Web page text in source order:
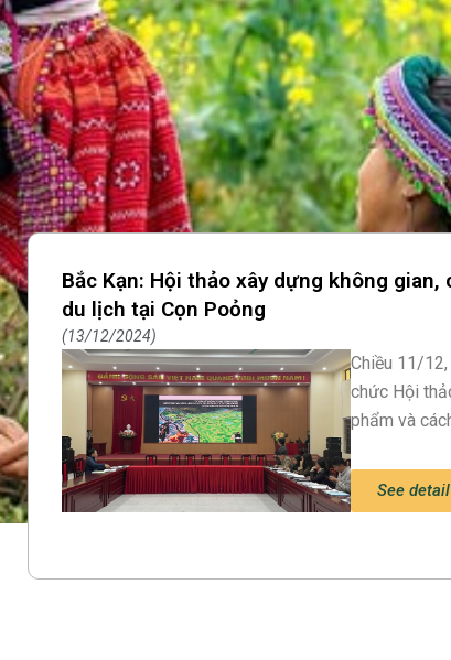
Bắc Kạn: Hội thảo xây dựng không
du lịch tại Cọn Poỏng
13/12/2024
Chiều 11/
chức Hội
phẩm và
See detail